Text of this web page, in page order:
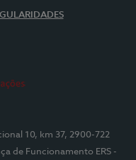
10, km 37, 2900-722
de Funcionamento ERS -